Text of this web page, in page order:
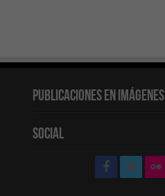
Publicaciones en Imágenes
Social